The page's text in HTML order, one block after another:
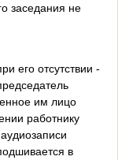
заседания не
его отсутствии -
им лицо
работнику
в